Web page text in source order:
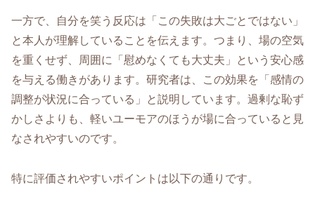
一方で、自分を笑う反応は「この失敗は大ごとではない」
と本人が理解していることを伝えます。つまり、場の空気
を重くせず、周囲に「慰めなくても大丈夫」という安心感
を与える働きがあります。研究者は、この効果を「感情の
調整が状況に合っている」と説明しています。過剰な恥ず
かしさよりも、軽いユーモアのほうが場に合っていると見
なされやすいのです。
特に評価されやすいポイントは以下の通りです。